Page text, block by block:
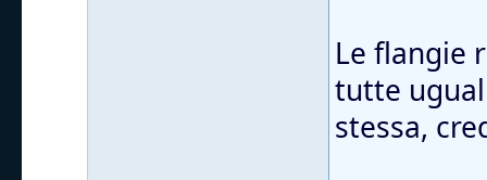
Le flangie
tutte
stessa,